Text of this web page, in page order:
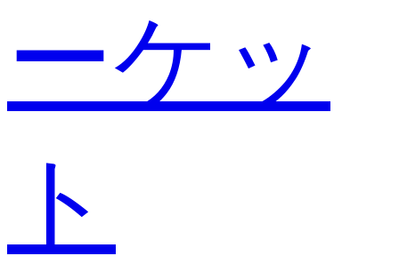
ーケッ
ト